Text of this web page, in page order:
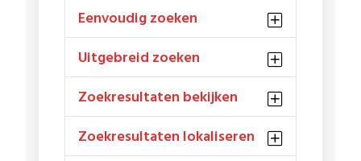
Eenvoudig zoeken
Uitgebreid zoeken
Zoekresultaten bekijken
Zoekresultaten lokaliseren